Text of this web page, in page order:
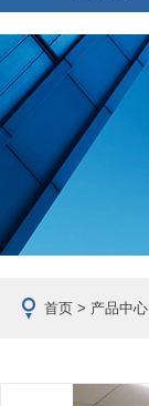
首页 > 产品中心